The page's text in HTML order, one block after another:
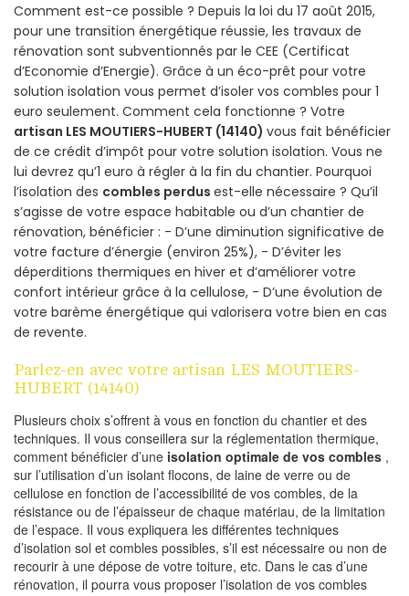
Comment est-ce possible ? Depuis la loi du 17 août 2015,
pour une transition énergétique réussie, les travaux de
rénovation sont subventionnés par le CEE (Certificat
d’Economie d’Energie). Grâce à un éco-prêt pour votre
solution isolation vous permet d’isoler vos combles pour 1
euro seulement. Comment cela fonctionne ? Votre
artisan LES MOUTIERS-HUBERT (14140) vous fait bénéficier
de ce crédit d’impôt pour votre solution isolation. Vous ne
lui devrez qu’1 euro à régler à la fin du chantier. Pourquoi
l’isolation des combles perdus est-elle nécessaire ? Qu’il
s’agisse de votre espace habitable ou d’un chantier de
rénovation, bénéficier : - D’une diminution significative de
votre facture d’énergie (environ 25%), - D’éviter les
déperditions thermiques en hiver et d’améliorer votre
confort intérieur grâce à la cellulose, - D’une évolution de
votre barème énergétique qui valorisera votre bien en cas
de revente.
Parlez-en avec votre artisan LES MOUTIERS-
HUBERT (14140)
Plusieurs choix s’offrent à vous en fonction du chantier et des
techniques. Il vous conseillera sur la réglementation thermique,
comment bénéficier d’une isolation optimale de vos combles ,
sur l’utilisation d’un isolant flocons, de laine de verre ou de
cellulose en fonction de l’accessibilité de vos combles, de la
résistance ou de l’épaisseur de chaque matériau, de la limitation
de l’espace. Il vous expliquera les différentes techniques
d’isolation sol et combles possibles, s’il est nécessaire ou non de
recourir à une dépose de votre toiture, etc. Dans le cas d’une
rénovation, il pourra vous proposer l’isolation de vos combles